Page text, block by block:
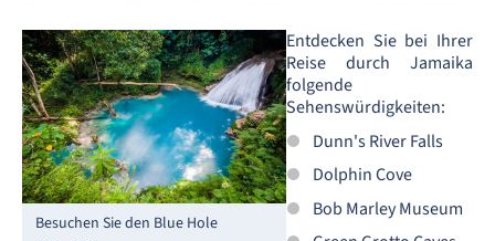
Besuchen Sie den Blue Hole
Entdecken Sie bei Ihrer
Reise durch Jamaika
folgende
Sehenswürdigkeiten:
Dunn's River Falls
Dolphin Cove
Bob Marley Museum